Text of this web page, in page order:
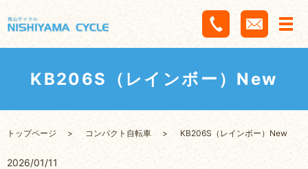
KB206S（レインボー）New
トップページ コンパクト自転車 KB206S（レインボー）New
2026/01/11